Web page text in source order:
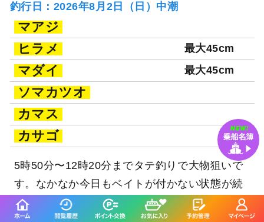
釣行日：2026年8月2日（日）中潮
マアジ
ヒラメ
最大45cm
マダイ 最大45cm
ソマカツオ
カマス
カサゴ
5時50分〜12時20分までタテ釣りで大物狙いで
す。なかなか今日もベイトが付かない状態が続
いて苦労しました。 厳しい釣果になってしまい